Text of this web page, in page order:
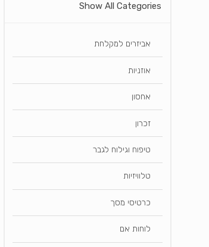
Show All Categories
אביזרים למקלחת
אוזניות
אחסון
זכרון
טיפוח וגילוח לגבר
טלוויזיות
כרטיסי מסך
לוחות אם